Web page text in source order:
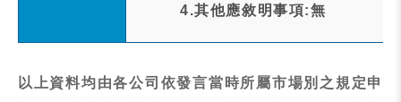
4.其他應敘明事項:無
以上資料均由各公司依發言當時所屬市場別之規定申